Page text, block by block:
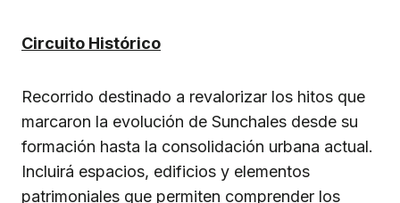
Circuito Histórico
Recorrido destinado a revalorizar los hitos que
marcaron la evolución de Sunchales desde su
formación hasta la consolidación urbana actual.
Incluirá espacios, edificios y elementos
patrimoniales que permiten comprender los